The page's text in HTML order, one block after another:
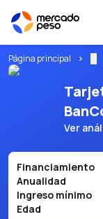
Página principal
Ver
Financiamiento
Anualidad
Ingreso mínimo
Edad